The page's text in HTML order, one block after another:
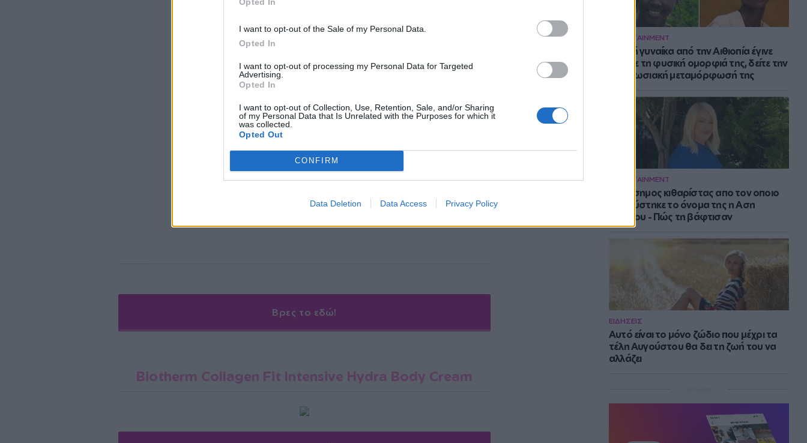
I want to opt-out of the Sale of my Personal Data.
Opted In
I want to opt-out of processing my Personal Data for Targeted
Advertising.
Opted In
I want to opt-out of Collection, Use, Retention, Sale, and/or Sharing
of my Personal Data that Is Unrelated with the Purposes for which it
was collected.
Opted Out
CONFIRM
Data Deletion Data Access Privacy Policy
ENTERTAINMENT
Νεαρή γυναίκα από την Αιθιοπία έγινε
viral με τη φυσική ομορφιά της, δείτε την
εντυπωσιακή μεταμόρφωσή της
ENTERTAINMENT
Ο διάσημος κιθαρίστας απο τον οποιο
εμπνεύστηκε το όνομα της η Αση
Μπήλιου - Πώς τη βάφτισαν
ΕΙΔΗΣΕΙΣ
Αυτό είναι το μόνο ζώδιο που μέχρι τα
τέλη Αυγούστου θα δει τη ζωή του να
αλλάζει
Βρες το εδώ!
Biotherm Collagen Fit Intensive Hydra Body Cream